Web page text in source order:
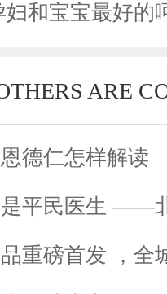
和宝宝最好的
ARE
德仁怎样解读
重磅首发 ，全